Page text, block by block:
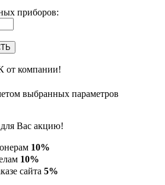
приборов:
компании!
выбранных параметров
Вас акцию!
10%
10%
сайта 5%